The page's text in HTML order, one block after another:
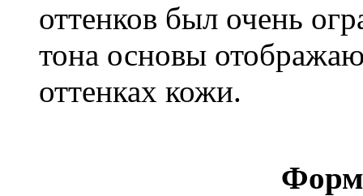
оттенков был очень
тона основы
оттенках кожи.